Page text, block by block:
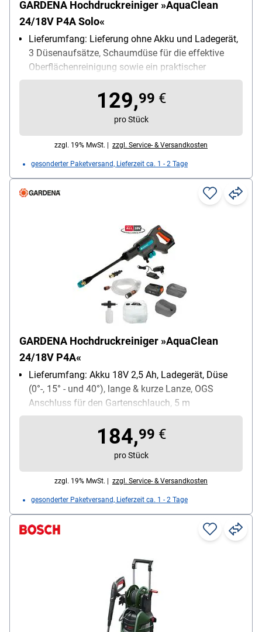
GARDENA Hochdruckreiniger »AquaClean
24/18V P4A Solo«
Lieferumfang: Lieferung ohne Akku und Ladegerät,
3 Düsenaufsätze, Schaumdüse für die effektive
Oberflächenreinigung sowie ein praktischer
Wassertank
Stromversorgung: Akku
129,99 €
pro Stück
zzgl. 19% MwSt. | zzgl. Service- & Versandkosten
gesonderter Paketversand, Lieferzeit ca. 1 - 2 Tage
GARDENA Hochdruckreiniger »AquaClean
24/18V P4A«
Lieferumfang: Akku 18V 2,5 Ah, Ladegerät, Düse
(0°-, 15° - und 40°), lange & kurze Lanze, OGS
Anschluss für den Gartenschlauch, 5 m
Saugschlauch mit OGS Anschlüssen und Filter,
Wassertank 20,0 l, Schaumdüse
Stromversorgung: Akku
184,99 €
pro Stück
zzgl. 19% MwSt. | zzgl. Service- & Versandkosten
gesonderter Paketversand, Lieferzeit ca. 1 - 2 Tage